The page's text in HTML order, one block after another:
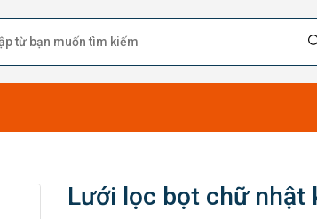
Lưới lọc bọt chữ nhật